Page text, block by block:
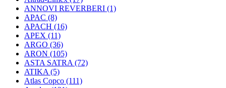
ANNOVI REVERBERI (1)
APAC (8)
APACH (16)
APEX (11)
ARGO (36)
ARON (105)
ASTA SATRA (72)
ATIKA (5)
Atlas Copco (111)